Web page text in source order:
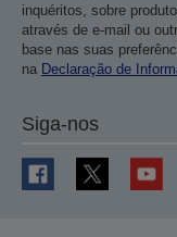
inquéritos, sobre
através de e-mail ou
base nas suas
na Declaração de
Siga-nos